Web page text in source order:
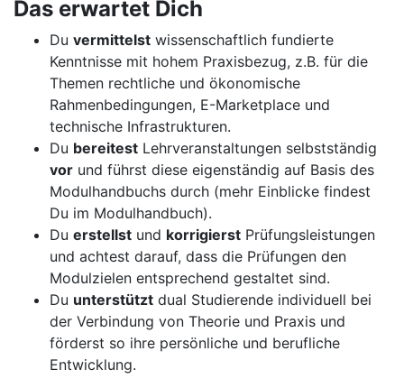
Das erwartet Dich
Du vermittelst wissenschaftlich fundierte
Kenntnisse mit hohem Praxisbezug, z.B. für die
Themen rechtliche und ökonomische
Rahmenbedingungen, E-Marketplace und
technische Infrastrukturen.
Du bereitest Lehrveranstaltungen selbstständig
vor und führst diese eigenständig auf Basis des
Modulhandbuchs durch (mehr Einblicke findest
Du im Modulhandbuch).
Du erstellst und korrigierst Prüfungsleistungen
und achtest darauf, dass die Prüfungen den
Modulzielen entsprechend gestaltet sind.
Du unterstützt dual Studierende individuell bei
der Verbindung von Theorie und Praxis und
förderst so ihre persönliche und berufliche
Entwicklung.